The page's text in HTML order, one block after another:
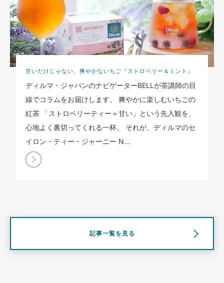
甘いだけじゃない、爽やかないちご『ストロベリー＆ミント』
ディルマ・ジャパンのナビゲーターBELLが茶講師の目
線でコラムをお届けします。 爽やかに楽しむいちごの
紅茶 「ストロベリーティー＝甘い」という先入観を、
心地よく裏切ってくれる一杯。 それが、ディルマのセ
イロン・ティー・ジャーニー N...
記事一覧を見る